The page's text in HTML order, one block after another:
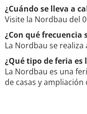
¿Cuándo se lleva a
Visite la Nordbau del
¿Con qué frecuencia
La Nordbau se realiza
¿Qué tipo de feria es
La Nordbau es una
de casas y